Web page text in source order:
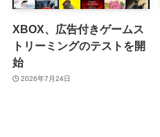
XBOX、広告付きゲームス
トリーミングのテストを開
始
2026年7月24日